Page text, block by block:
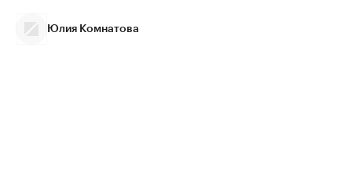
Юлия Комнатова